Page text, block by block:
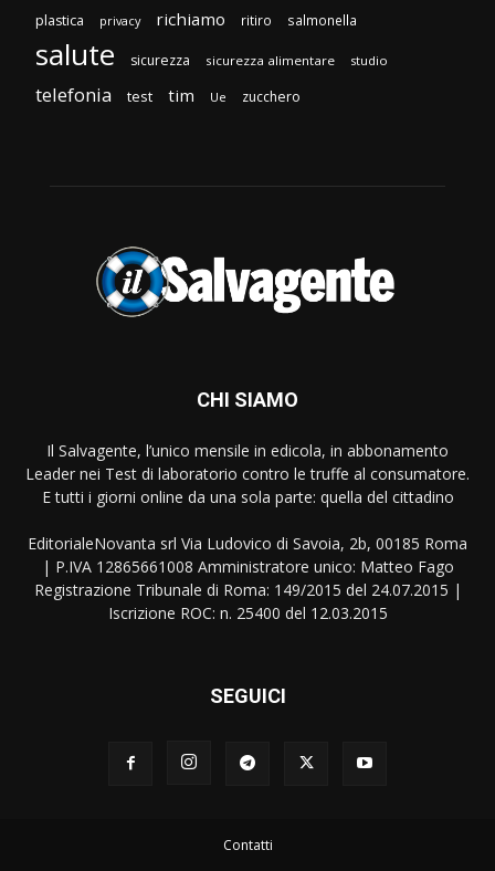
plastica privacy richiamo ritiro salmonella
salute sicurezza sicurezza alimentare studio
telefonia test tim Ue zucchero
CHI SIAMO
Il Salvagente, l’unico mensile in edicola, in abbonamento
Leader nei Test di laboratorio contro le truffe al consumatore.
E tutti i giorni online da una sola parte: quella del cittadino
EditorialeNovanta srl Via Ludovico di Savoia, 2b, 00185 Roma
| P.IVA 12865661008 Amministratore unico: Matteo Fago
Registrazione Tribunale di Roma: 149/2015 del 24.07.2015 |
Iscrizione ROC: n. 25400 del 12.03.2015
SEGUICI
Contatti